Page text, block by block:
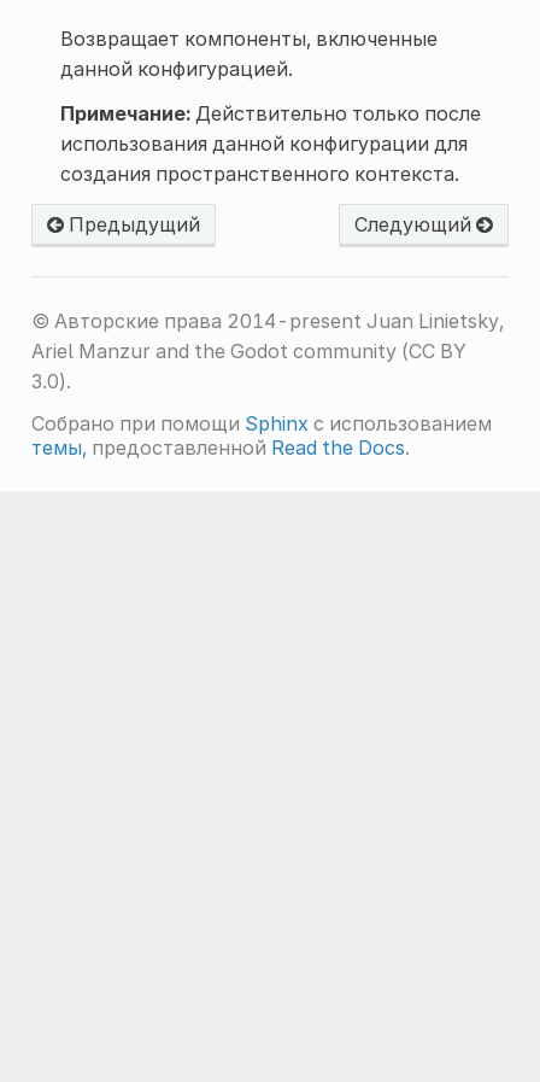
Возвращает компоненты, включенные
данной конфигурацией.
Примечание:Действительно только после
использования данной конфигурации для
создания пространственного контекста.
Предыдущий Следующий
© Авторские права 2014-present Juan Linietsky,
Ariel Manzur and the Godot community (CC BY
3.0).
Собрано при помощи Sphinx с использованием
темы, предоставленной Read the Docs.